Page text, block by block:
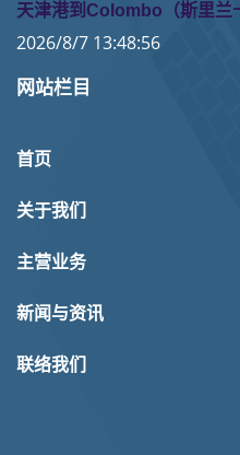
天津港到Colombo（斯里兰
2026/8/7 13:48:56
网站栏目
首页
关于我们
主营业务
新闻与资讯
联络我们